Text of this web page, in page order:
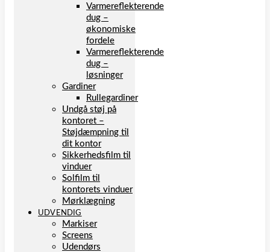
Varmereflekterende
dug –
økonomiske
fordele
Varmereflekterende
dug –
løsninger
Gardiner
Rullegardiner
Undgå støj på
kontoret –
Støjdæmpning til
dit kontor
Sikkerhedsfilm til
vinduer
Solfilm til
kontorets vinduer
Mørklægning
UDVENDIG
Markiser
Screens
Udendørs